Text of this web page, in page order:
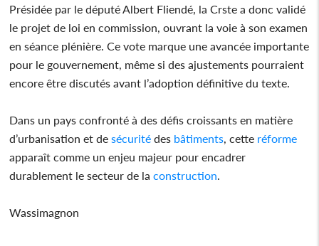
Présidée par le député Albert Fliendé, la Crste a donc validé
le projet de loi en commission, ouvrant la voie à son examen
en séance plénière. Ce vote marque une avancée importante
pour le gouvernement, même si des ajustements pourraient
encore être discutés avant l’adoption définitive du texte.
Dans un pays confronté à des défis croissants en matière
d’urbanisation et de sécurité des bâtiments , cette réforme
apparaît comme un enjeu majeur pour encadrer
durablement le secteur de la construction
Wassimagnon